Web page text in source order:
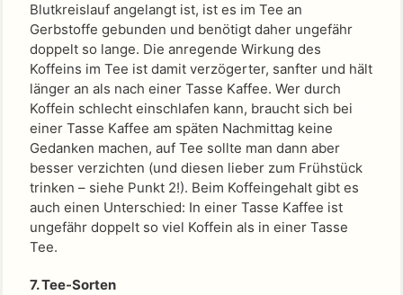
Blutkreislauf angelangt ist, ist es im Tee an
Gerbstoffe gebunden und benötigt daher ungefähr
doppelt so lange. Die anregende Wirkung des
Koffeins im Tee ist damit verzögerter, sanfter und hält
länger an als nach einer Tasse Kaffee. Wer durch
Koffein schlecht einschlafen kann, braucht sich bei
einer Tasse Kaffee am späten Nachmittag keine
Gedanken machen, auf Tee sollte man dann aber
besser verzichten (und diesen lieber zum Frühstück
trinken – siehe Punkt 2!). Beim Koffeingehalt gibt es
auch einen Unterschied: In einer Tasse Kaffee ist
ungefähr doppelt so viel Koffein als in einer Tasse
Tee.
7. Tee-Sorten